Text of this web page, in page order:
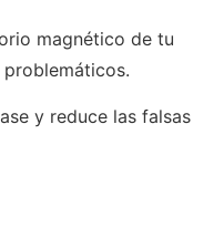
magnético de tu
y reduce las falsas